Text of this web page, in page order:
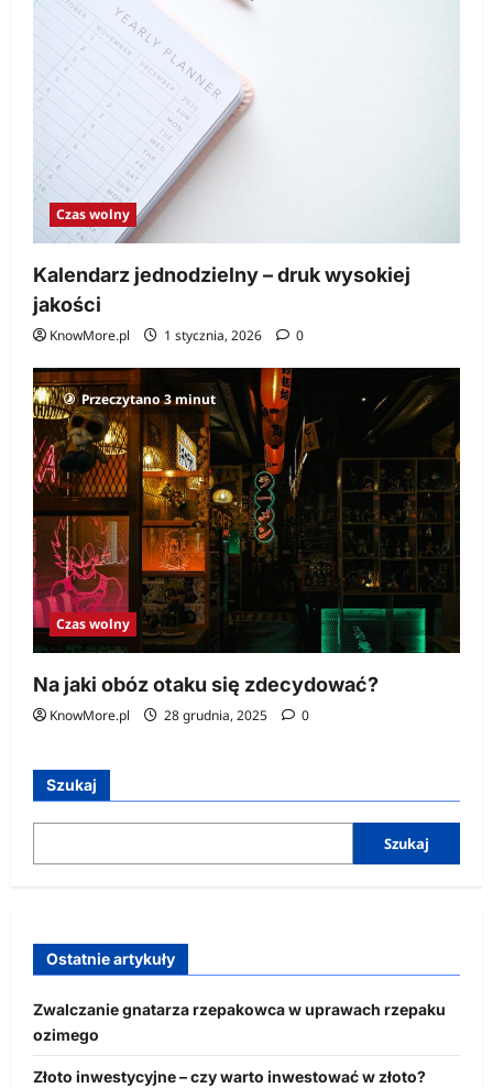
Czas wolny
Kalendarz jednodzielny – druk wysokiej
jakości
KnowMore.pl 1 stycznia, 2026 0
Przeczytano 3 minut
Czas wolny
Na jaki obóz otaku się zdecydować?
KnowMore.pl 28 grudnia, 2025 0
Szukaj
Szukaj
Ostatnie artykuły
Zwalczanie gnatarza rzepakowca w uprawach rzepaku
ozimego
Złoto inwestycyjne – czy warto inwestować w złoto?